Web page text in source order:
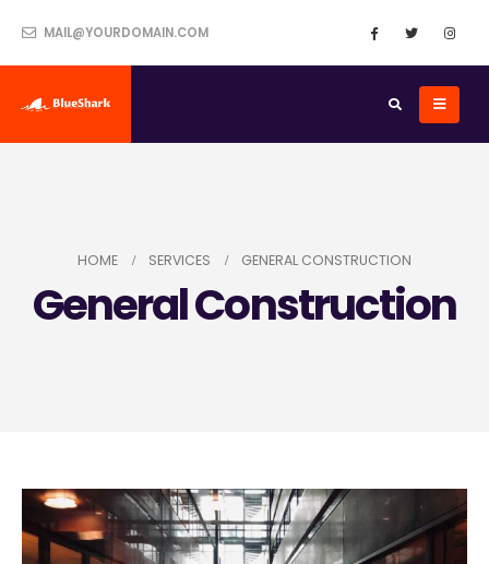
MAIL@YOURDOMAIN.COM
HOME SERVICES GENERAL CONSTRUCTION
General Construction